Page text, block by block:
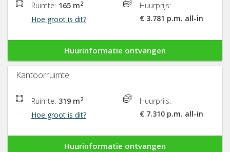
Ruimte: 165 m2
Hoe groot is dit?
Huurprijs:
€ 3.781 p.m. all-in
Huurinformatie ontvangen
Kantoorruimte
Ruimte: 319 m2
Hoe groot is dit?
Huurprijs:
€ 7.310 p.m. all-in
Huurinformatie ontvangen